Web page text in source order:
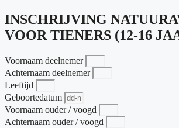
INSCHRIJVING
VOOR TIENERS (12-16
Voornaam deelnemer
Achternaam deelnemer
Leeftijd
Geboortedatum
Voornaam ouder / voogd
Achternaam ouder / voogd